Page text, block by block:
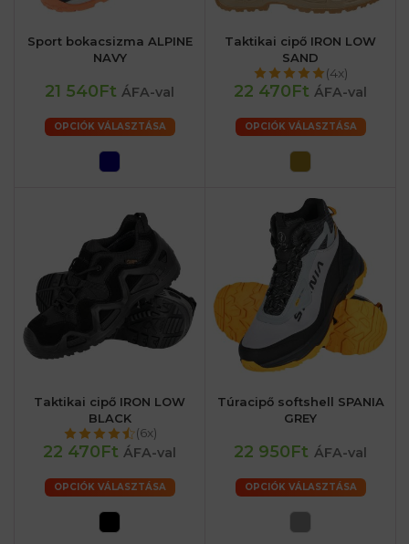
Sport bokacsizma ALPINE
NAVY
21 540Ft ÁFA-val
OPCIÓK VÁLASZTÁSA
Taktikai cipő IRON LOW
SAND
(4x)
22 470Ft ÁFA-val
OPCIÓK VÁLASZTÁSA
Taktikai cipő IRON LOW
BLACK
(6x)
22 470Ft ÁFA-val
OPCIÓK VÁLASZTÁSA
Túracipő softshell SPANIA
GREY
22 950Ft ÁFA-val
OPCIÓK VÁLASZTÁSA